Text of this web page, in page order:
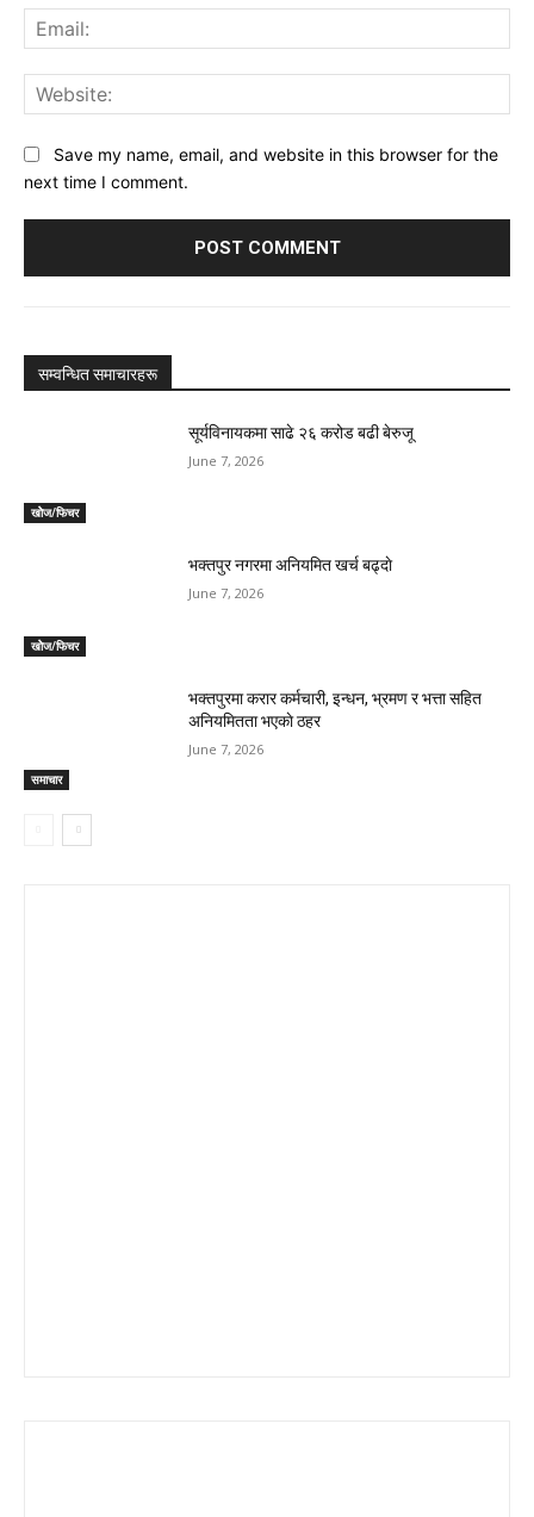
Save my name, email, and website in this browser for the
next time I comment.
सम्वन्धित समाचारहरू
खोेज/फिचर
सूर्यविनायकमा साढे २६ करोड बढी बेरुजू
June 7, 2026
खोेज/फिचर
भक्तपुर नगरमा अनियमित खर्च बढ्दाे
June 7, 2026
समाचार
भक्तपुरमा करार कर्मचारी, इन्धन, भ्रमण र भत्ता सहित
अनियमितता भएकाे ठहर
June 7, 2026